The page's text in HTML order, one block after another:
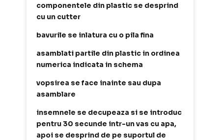
componentele din plastic se desprind
cu un cutter
bavurile se inlatura cu o pila fina
asamblati partile din plastic in ordinea
numerica indicata in schema
vopsirea se face inainte sau dupa
asamblare
insemnele se decupeaza si se introduc
pentru 30 secunde intr-un vas cu apa,
apoi se desprind de pe suportul de